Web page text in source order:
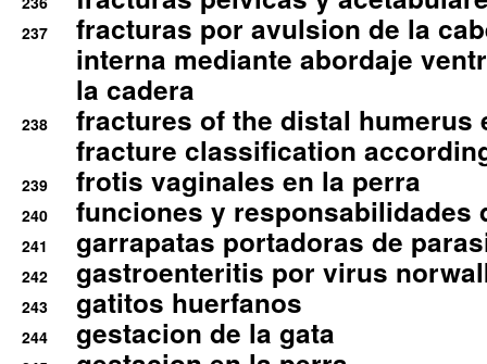
237
fracturas por avulsion de la
interna mediante abordaje
la cadera
238
fractures of the distal humerus
fracture classification
239 frotis vaginales en la perra
240 funciones y responsabilidades
241 garrapatas portadoras de
242 gastroenteritis por virus
243 gatitos huerfanos
244 gestacion de la gata